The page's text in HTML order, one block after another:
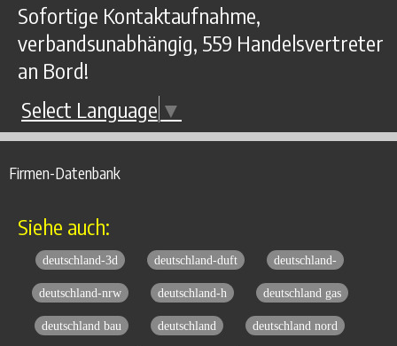
Sofortige Kontaktaufnahme,
verbandsunabhängig, 559 Handelsvertreter
an Bord!
Select Language ▼
Firmen-Datenbank
Siehe auch:
deutschland-3d deutschland-duft deutschland-
deutschland-nrw deutschland-h deutschland gas
deutschland bau deutschland deutschland nord